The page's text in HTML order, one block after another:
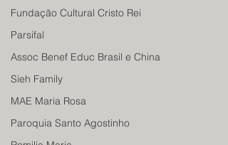
Fundação Cultural Cristo Rei
Parsifal
Assoc Benef Educ Brasil e China
Sieh Family
MAE Maria Rosa
Paroquia Santo Agostinho